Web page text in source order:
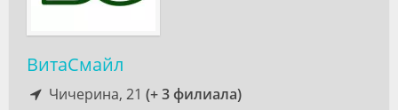
ВитаСмайл
Чичерина, 21 (+ 3 филиала)